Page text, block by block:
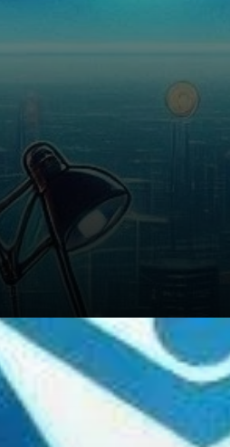
D’un point de